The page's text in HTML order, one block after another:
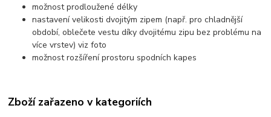
možnost prodloužené délky
nastavení velikosti dvojitým zipem (např. pro chladnější
období, oblečete vestu díky dvojitému zipu bez problému na
více vrstev) viz foto
možnost rozšíření prostoru spodních kapes
Zboží zařazeno v kategoriích